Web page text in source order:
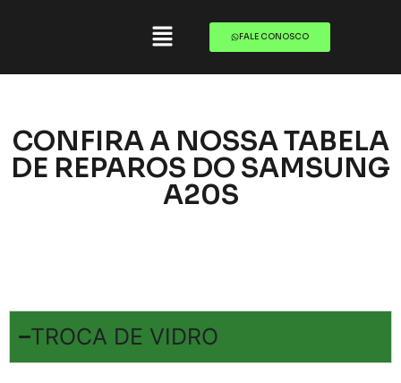
FALE CONOSCO
CONFIRA A NOSSA TABELA
DE REPAROS DO SAMSUNG
A20S
TROCA DE VIDRO